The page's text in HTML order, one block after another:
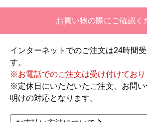
お買い物の際にご確認く
インターネットでのご注文は24時間
す。
※お電話でのご注文は受け付けており
※定休日にいただいたご注文、お問
明けの対応となります。